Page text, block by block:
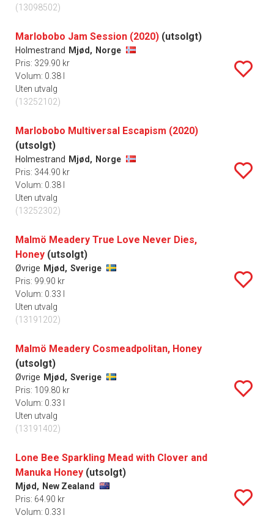
(13098502)
Marlobobo Jam Session (2020) (utsolgt)
Holmestrand Mjød, Norge
Pris: 329.90 kr
Volum: 0.38 l
Uten utvalg
(13252102)
Marlobobo Multiversal Escapism (2020)
(utsolgt)
Holmestrand Mjød, Norge
Pris: 344.90 kr
Volum: 0.38 l
Uten utvalg
(13252302)
Malmö Meadery True Love Never Dies,
Honey (utsolgt)
Øvrige Mjød, Sverige
Pris: 99.90 kr
Volum: 0.33 l
Uten utvalg
(13191202)
Malmö Meadery Cosmeadpolitan, Honey
(utsolgt)
Øvrige Mjød, Sverige
Pris: 109.80 kr
Volum: 0.33 l
Uten utvalg
(13191402)
Lone Bee Sparkling Mead with Clover and
Manuka Honey (utsolgt)
Mjød, New Zealand
Pris: 64.90 kr
Volum: 0.33 l